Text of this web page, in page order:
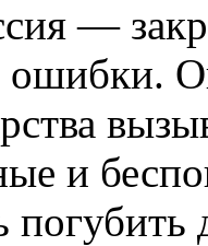
—
ошибки.
и